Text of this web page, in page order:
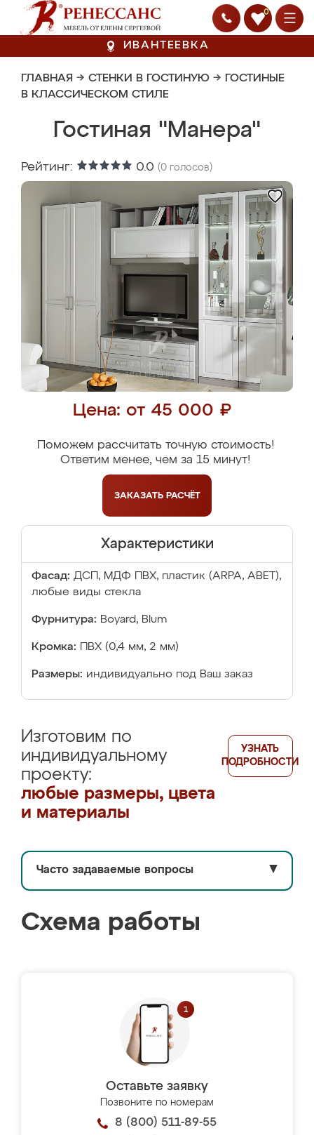
0
ИВАНТЕЕВКА
ГЛАВНАЯ → СТЕНКИ В ГОСТИНУЮ → ГОСТИНЫЕ
В КЛАССИЧЕСКОМ СТИЛЕ
Гостиная "Манера"
Рейтинг: 0.0 (0 голосов)
Цена: от 45 000 ₽
Поможем рассчитать точную стоимость!
Ответим менее, чем за 15 минут!
ЗАКАЗАТЬ РАСЧЁТ
Характеристики
Фасад: ДСП, МДФ ПВХ, пластик (ARPA, ABET),
любые виды стекла
Фурнитура: Boyard, Blum
Кромка: ПВХ (0,4 мм, 2 мм)
Размеры: индивидуально под Ваш заказ
Изготовим по
индивидуальному
проекту:
любые размеры, цвета
и материалы
УЗНАТЬ
ПОДРОБНОСТИ
Часто задаваемые вопросы ▼
Схема работы
Оставьте заявку
Позвоните по номерам
8 (800) 511-89-55